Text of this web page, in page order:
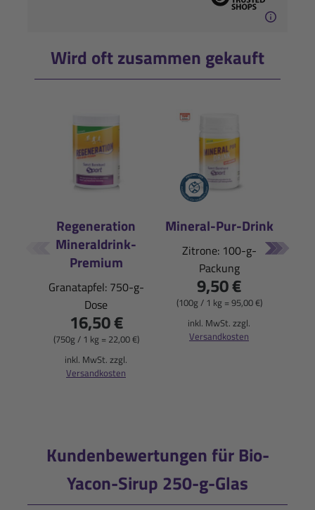
Wird oft zusammen gekauft
Regeneration
Mineraldrink-
Premium
Granatapfel: 750-g-
Dose
16,50 €
(750g / 1 kg = 22,00 €)
inkl. MwSt. zzgl.
Versandkosten
Mineral-Pur-Drink
Zitrone: 100-g-
Packung
9,50 €
(100g / 1 kg = 95,00 €)
inkl. MwSt. zzgl.
Versandkosten
Kundenbewertungen für Bio-
Yacon-Sirup 250-g-Glas